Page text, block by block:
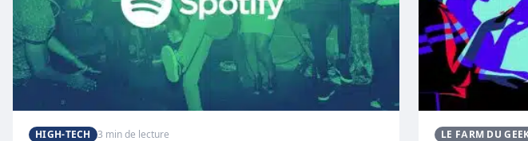
HIGH-TECH 3 min de lecture LE FARM DU